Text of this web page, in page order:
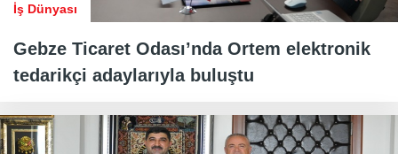
İş Dünyası
Gebze Ticaret Odası’nda Ortem elektronik
tedarikçi adaylarıyla buluştu